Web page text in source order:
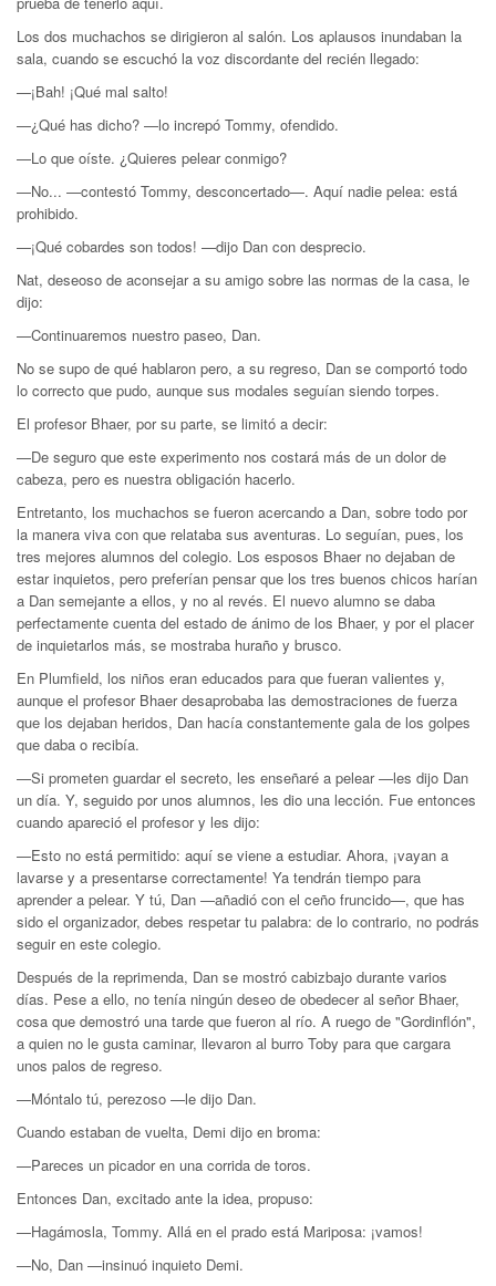
Los dos muchachos se dirigieron al salón. Los aplausos inundaban la
sala, cuando se escuchó la voz discordante del recién llegado:
—¡Bah! ¡Qué mal salto!
—¿Qué has dicho? —lo increpó Tommy, ofendido.
—Lo que oíste. ¿Quieres pelear conmigo?
—No... —contestó Tommy, desconcertado—. Aquí nadie pelea: está
prohibido.
—¡Qué cobardes son todos! —dijo Dan con desprecio.
Nat, deseoso de aconsejar a su amigo sobre las normas de la casa, le
dijo:
—Continuaremos nuestro paseo, Dan.
No se supo de qué hablaron pero, a su regreso, Dan se comportó todo
lo correcto que pudo, aunque sus modales seguían siendo torpes.
El profesor Bhaer, por su parte, se limitó a decir:
—De seguro que este experimento nos costará más de un dolor de
cabeza, pero es nuestra obligación hacerlo.
Entretanto, los muchachos se fueron acercando a Dan, sobre todo por
la manera viva con que relataba sus aventuras. Lo seguían, pues, los
tres mejores alumnos del colegio. Los esposos Bhaer no dejaban de
estar inquietos, pero preferían pensar que los tres buenos chicos harían
a Dan semejante a ellos, y no al revés. El nuevo alumno se daba
perfectamente cuenta del estado de ánimo de los Bhaer, y por el placer
de inquietarlos más, se mostraba huraño y brusco.
En Plumfield, los niños eran educados para que fueran valientes y,
aunque el profesor Bhaer desaprobaba las demostraciones de fuerza
que los dejaban heridos, Dan hacía constantemente gala de los golpes
que daba o recibía.
—Si prometen guardar el secreto, les enseñaré a pelear —les dijo Dan
un día. Y, seguido por unos alumnos, les dio una lección. Fue entonces
cuando apareció el profesor y les dijo:
—Esto no está permitido: aquí se viene a estudiar. Ahora, ¡vayan a
lavarse y a presentarse correctamente! Ya tendrán tiempo para
aprender a pelear. Y tú, Dan —añadió con el ceño fruncido—, que has
sido el organizador, debes respetar tu palabra: de lo contrario, no podrás
seguir en este colegio.
Después de la reprimenda, Dan se mostró cabizbajo durante varios
días. Pese a ello, no tenía ningún deseo de obe­decer al señor Bhaer,
cosa que demostró una tarde que fueron al río. A ruego de "Gordinflón",
a quien no le gusta caminar, llevaron al burro Toby para que cargara
unos palos de re­greso.
—Móntalo tú, perezoso —le dijo Dan.
Cuando estaban de vuelta, Demi dijo en broma:
—Pareces un picador en una corrida de toros.
Entonces Dan, excitado ante la idea, propuso:
—Hagámosla, Tommy. Allá en el prado está Mariposa: ¡vamos!
—No, Dan —insinuó inquieto Demi.